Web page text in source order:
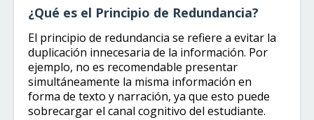
¿Qué es el Principio de Redundancia?
El principio de redundancia se refiere a evitar la
duplicación innecesaria de la información. Por
ejemplo, no es recomendable presentar
simultáneamente la misma información en
forma de texto y narración, ya que esto puede
sobrecargar el canal cognitivo del estudiante.